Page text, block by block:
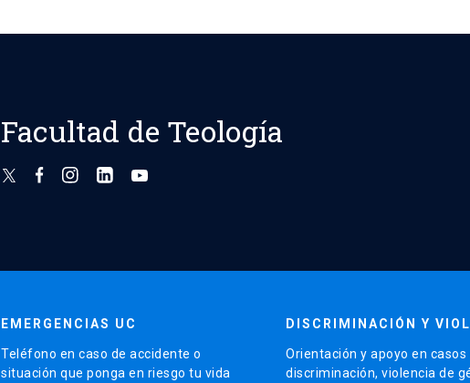
Facultad de Teología
EMERGENCIAS UC
Teléfono en caso de accidente o
situación que ponga en riesgo tu vida
DISCRIMINACIÓN Y
Orientación y apoyo en casos
discriminación, violencia de